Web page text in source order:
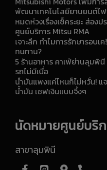
Mitsubishi Motors เพิ่มการ
พัฒนาเทคโนโลยียานยนต์ไ
หมดห่วงเรื่องเช็คระยะ ส่อง
ศูนย์บริการ Mitsu RMA
เจาะลึก ทำไมการรักษารอบ
ทนทาน?
5 ร้านอาหาร คาเฟ่ย่านลุมพิ
รถไม่มีเบื่อ
น้ำมันแพงแค่ไหนก็ไม่หวั่น! แ
น้ำมัน เซฟเงินแบบจึ้งๆ
นัดหมายศูนย์บริ
สาขาลุมพินี